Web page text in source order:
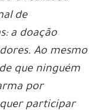
de
a doação
Ao mesmo
que ninguém
por
participar